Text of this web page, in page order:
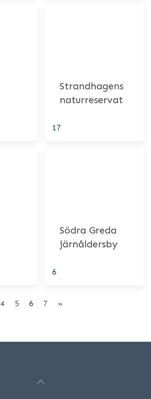
Strandhagens
naturreservat
17
Södra Greda
järnåldersby
6
4 5 6 7 »